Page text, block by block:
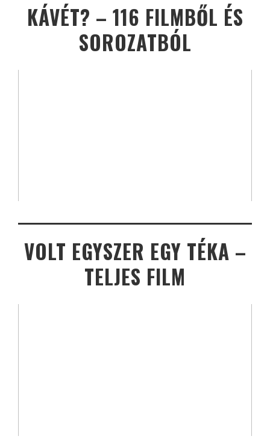
KÁVÉT? – 116 FILMBŐL ÉS
SOROZATBÓL
VOLT EGYSZER EGY TÉKA –
TELJES FILM